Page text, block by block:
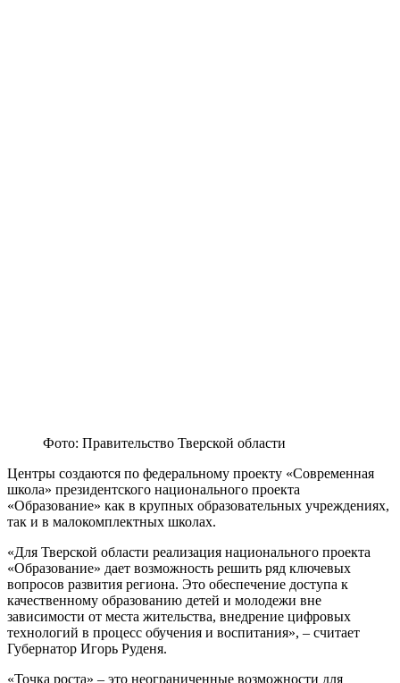
Фото: Правительство Тверской области
Центры создаются по федеральному проекту «Современная
школа» президентского национального проекта
«Образование» как в крупных образовательных учреждениях,
так и в малокомплектных школах.
«Для Тверской области реализация национального проекта
«Образование» дает возможность решить ряд ключевых
вопросов развития региона. Это обеспечение доступа к
качественному образованию детей и молодежи вне
зависимости от места жительства, внедрение цифровых
технологий в процесс обучения и воспитания», – считает
Губернатор Игорь Руденя.
«Точка роста» – это неограниченные возможности для